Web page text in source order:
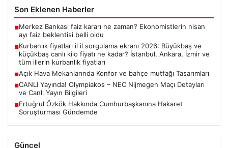
Son Eklenen Haberler
■Merkez Bankası faiz kararı ne zaman? Ekonomistlerin nisan
ayı faiz beklentisi belli oldu
■Kurbanlık fiyatları il il sorgulama ekranı 2026: Büyükbaş ve
küçükbaş canlı kilo fiyatı ne kadar? İstanbul, Ankara, İzmir ve
tüm illerin kurbanlık fiyatları
■Açık Hava Mekanlarında Konfor ve bahçe mutfağı Tasarımları
■CANLI Yayında! Olympiakos – NEC Nijmegen Maçı Detayları
ve Canlı Yayın Bilgileri
■Ertuğrul Özkök Hakkında Cumhurbaşkanına Hakaret
Soruşturması Gündemde
Güncel